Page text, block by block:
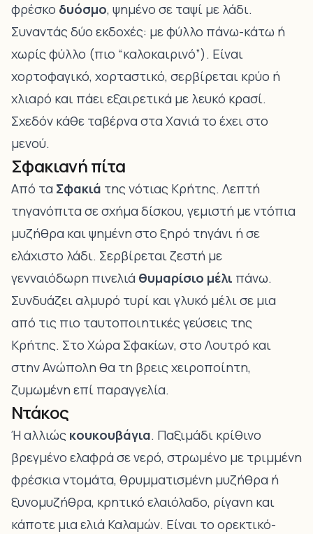
φρέσκο δυόσμο, ψημένο σε ταψί με λάδι.
Συναντάς δύο εκδοχές: με φύλλο πάνω-κάτω ή
χωρίς φύλλο (πιο “καλοκαιρινό”). Είναι
χορτοφαγικό, χορταστικό, σερβίρεται κρύο ή
χλιαρό και πάει εξαιρετικά με λευκό κρασί.
Σχεδόν κάθε ταβέρνα στα Χανιά το έχει στο
μενού.
Σφακιανή πίτα
Από τα Σφακιά της νότιας Κρήτης. Λεπτή
τηγανόπιτα σε σχήμα δίσκου, γεμιστή με ντόπια
μυζήθρα και ψημένη στο ξηρό τηγάνι ή σε
ελάχιστο λάδι. Σερβίρεται ζεστή με
γενναιόδωρη πινελιά θυμαρίσιο μέλι πάνω.
Συνδυάζει αλμυρό τυρί και γλυκό μέλι σε μια
από τις πιο ταυτοποιητικές γεύσεις της
Κρήτης. Στο Χώρα Σφακίων, στο Λουτρό και
στην Ανώπολη θα τη βρεις χειροποίητη,
ζυμωμένη επί παραγγελία.
Ντάκος
Ή αλλιώς κουκουβάγια. Παξιμάδι κρίθινο
βρεγμένο ελαφρά σε νερό, στρωμένο με τριμμένη
φρέσκια ντομάτα, θρυμματισμένη μυζήθρα ή
ξυνομυζήθρα, κρητικό ελαιόλαδο, ρίγανη και
κάποτε μια ελιά Καλαμών. Είναι το ορεκτικό-